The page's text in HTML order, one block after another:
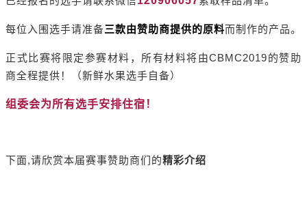
每位入围选手请准备三款由赞助商提供的原料而制作的产品。
正式比赛将限定参赛材料，所有材料将由CBMC2019的赞助
商全程提供！（新鲜水果选手自备）
组委会为所有选手安排住宿！
下面,请欣赏本届赛事赞助商们的精彩介绍